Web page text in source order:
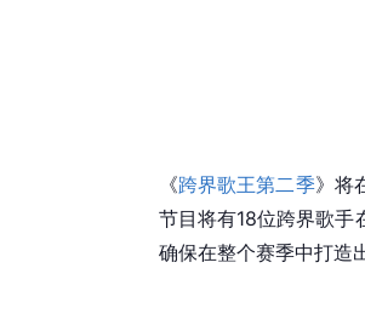
《跨界歌王第二季》将
节目将有18位跨界歌手
确保在整个赛季中打造